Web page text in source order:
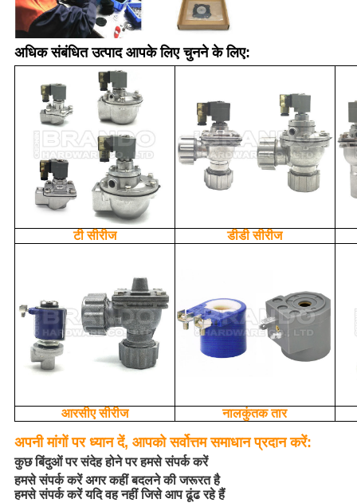
अधिक संबंधित उत्पाद आपके लिए चुनने के लिए:
टी सीरीज डीडी सीरीज
आरसीए सीरीज नालकुंतक तार
अपनी मांगों पर ध्यान दें, आपको सर्वोत्तम समाधान प्रदान करें:
कुछ बिंदुओं पर संदेह होने पर हमसे संपर्क करें
हमसे संपर्क करें अगर कहीं बदलने की जरूरत है
हमसे संपर्क करें यदि वह नहीं जिसे आप ढूंढ रहे हैं